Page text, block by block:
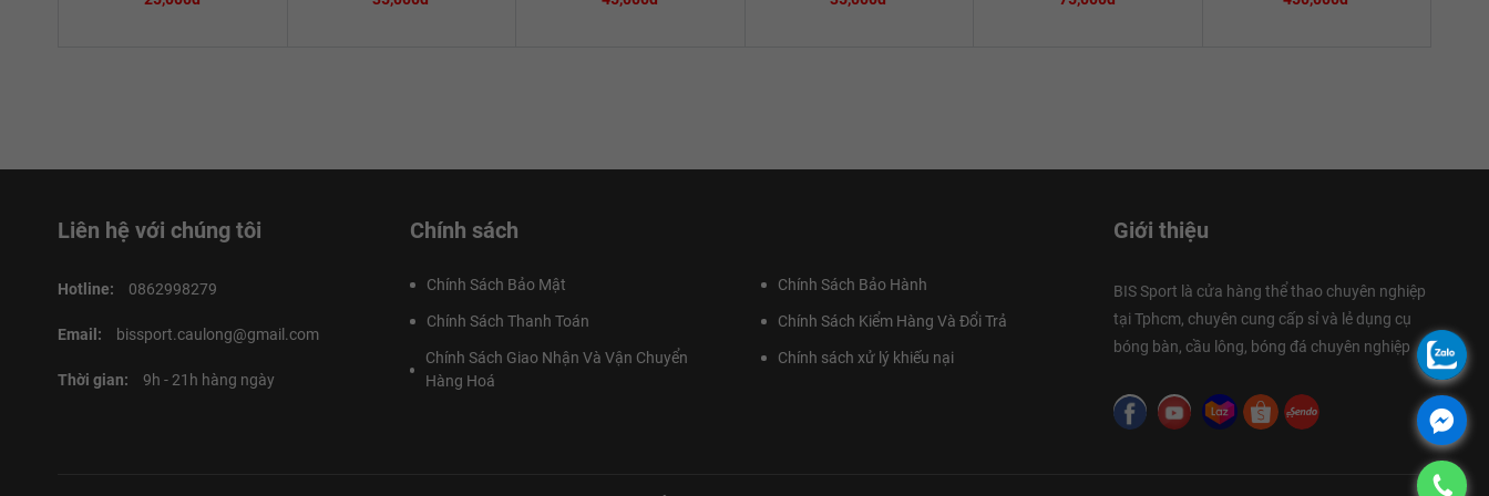
Liên hệ với chúng tôi
Hotline: 0862998279
Email: bissport.caulong@gmail.com
Thời gian: 9h - 21h hàng ngày
Chính sách
Chính Sách Bảo Mật Chính Sách Bảo Hành
Chính Sách Thanh Toán Chính Sách Kiểm Hàng Và Đổi Trả
Chính Sách Giao Nhận Và Vận Chuyển
Hàng Hoá
Chính sách xử lý khiếu nại
Giới thiệu
BIS Sport là cửa hàng thể thao chuyên nghiệp
tại Tphcm, chuyên cung cấp sỉ và lẻ dụng cụ
bóng bàn, cầu lông, bóng đá chuyên nghiệp